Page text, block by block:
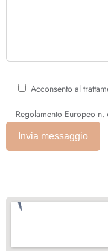
Acconsento al
Regolamento Europeo